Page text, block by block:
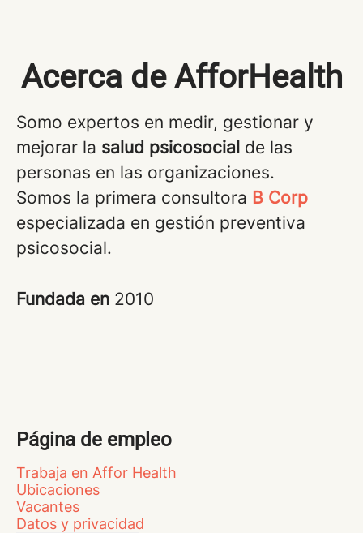
Acerca de AfforHealth
Somo expertos en medir, gestionar y
mejorar la salud psicosocial de las
personas en las organizaciones.
Somos la primera consultora B Corp
especializada en gestión preventiva
psicosocial.
Fundada en 2010
Página de empleo
Trabaja en Affor Health
Ubicaciones
Vacantes
Datos y privacidad